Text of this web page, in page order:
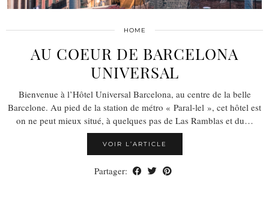
HOME
AU COEUR DE BARCELONA
UNIVERSAL
Bienvenue à l’Hôtel Universal Barcelona, au centre de la belle
Barcelone. Au pied de la station de métro « Paral-lel », cet hôtel est
on ne peut mieux situé, à quelques pas de Las Ramblas et du…
VOIR L’ARTICLE
Partager: